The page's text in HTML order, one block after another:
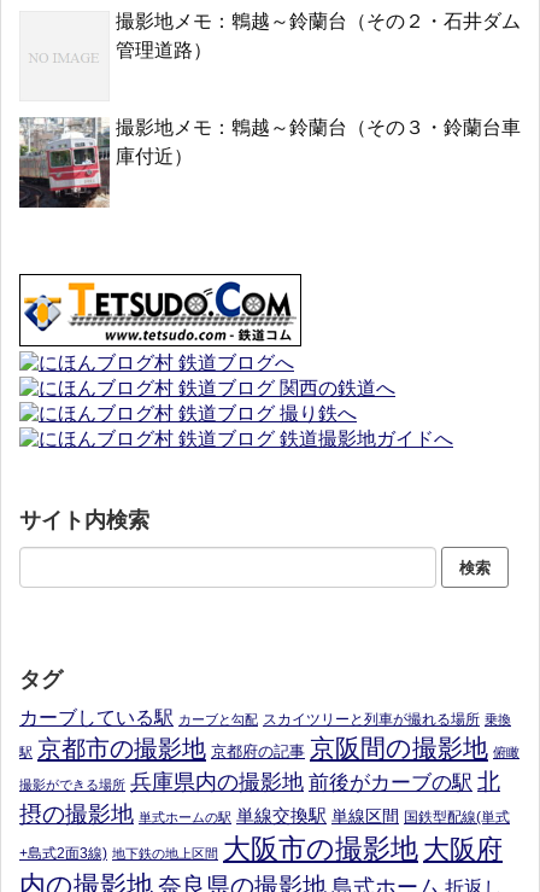
撮影地メモ：鵯越～鈴蘭台（その２・石井ダム
管理道路）
撮影地メモ：鵯越～鈴蘭台（その３・鈴蘭台車
庫付近）
サイト内検索
タグ
カーブしている駅 カーブと勾配 スカイツリーと列車が撮れる場所 乗換
駅 京都市の撮影地 京都府の記事 京阪間の撮影地 俯瞰
撮影ができる場所 兵庫県内の撮影地 前後がカーブの駅 北
摂の撮影地 単式ホームの駅 単線交換駅 単線区間 国鉄型配線(単式
+島式2面3線) 地下鉄の地上区間 大阪市の撮影地 大阪府
内の撮影地奈良県の撮影地 島式ホーム 折返し